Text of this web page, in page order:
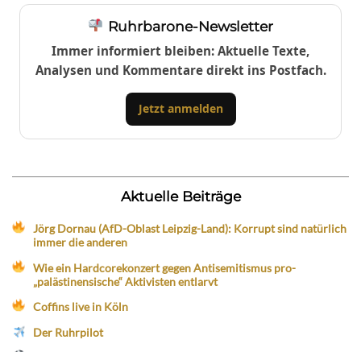
Ruhrbarone-Newsletter
Immer informiert bleiben: Aktuelle Texte,
Analysen und Kommentare direkt ins Postfach.
Jetzt anmelden
Aktuelle Beiträge
Jörg Dornau (AfD-Oblast Leipzig-Land): Korrupt sind natürlich
immer die anderen
Wie ein Hardcorekonzert gegen Antisemitismus pro-
„palästinensische“ Aktivisten entlarvt
Coffins live in Köln
Der Ruhrpilot